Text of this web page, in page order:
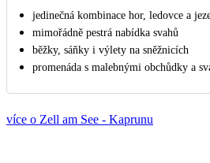
jedinečná kombinace hor, ledovce a
mimořádně pestrá nabídka svahů
běžky, sáňky i výlety na sněžnicích
promenáda s malebnými obchůdky a
více o Zell am See - Kaprunu